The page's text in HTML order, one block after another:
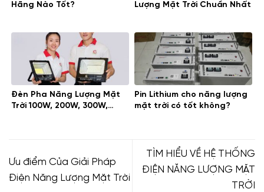
Hãng Nào Tốt?
Lượng Mặt Trời Chuẩn Nhất
Đèn Pha Năng Lượng Mặt
Trời 100W, 200W, 300W,…
Pin Lithium cho năng lượng
mặt trời có tốt không?
Ưu điểm Của Giải Pháp
Điện Năng Lượng Mặt Trời
TÌM HIỂU VỀ HỆ THỐNG
ĐIỆN NĂNG LƯỢNG MẶT
TRỜI